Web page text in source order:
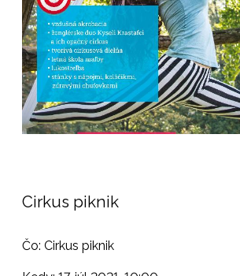
Cirkus piknik
Čo: Cirkus piknik